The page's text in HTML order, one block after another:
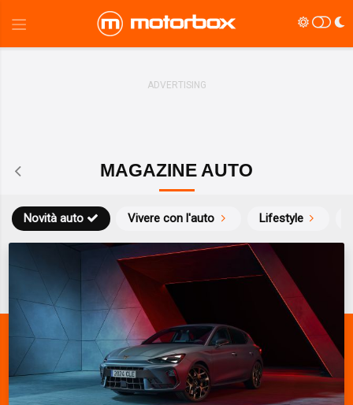
MAGAZINE AUTO
Novità auto Vivere con l'auto Lifestyle